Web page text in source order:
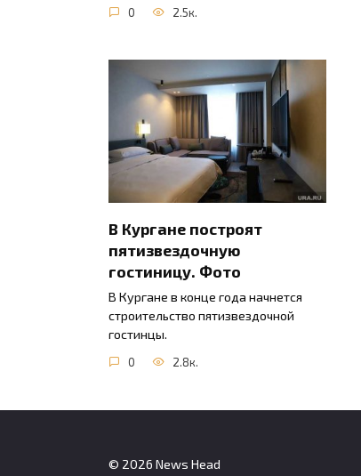
0 2.5к.
В Кургане построят
пятизвездочную
гостиницу. Фото
В Кургане в конце года начнется
строительство пятизвездочной
гостинцы.
0 2.8к.
© 2026 News Head